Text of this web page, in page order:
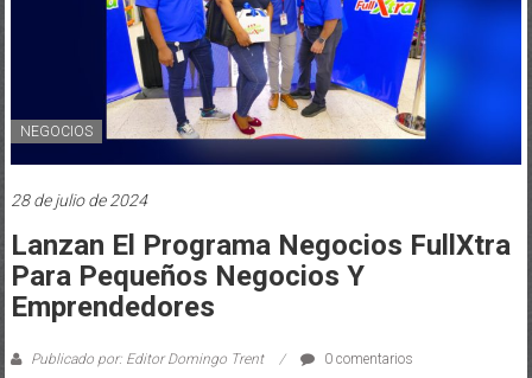
NEGOCIOS
28 de julio de 2024
Lanzan El Programa Negocios FullXtra
Para Pequeños Negocios Y
Emprendedores
Publicado por: Editor Domingo Trent 0 comentarios